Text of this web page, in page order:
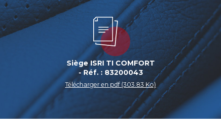
Siège ISRI TI COMFORT
- Réf. : 83200043
Télécharger en pdf (303.83 Ko)